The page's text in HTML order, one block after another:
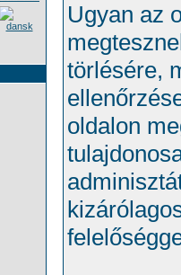
Ugyan az
törlésére,
oldalon